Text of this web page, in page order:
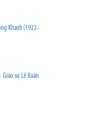
Khanh (1922-
sư Lê Xuân